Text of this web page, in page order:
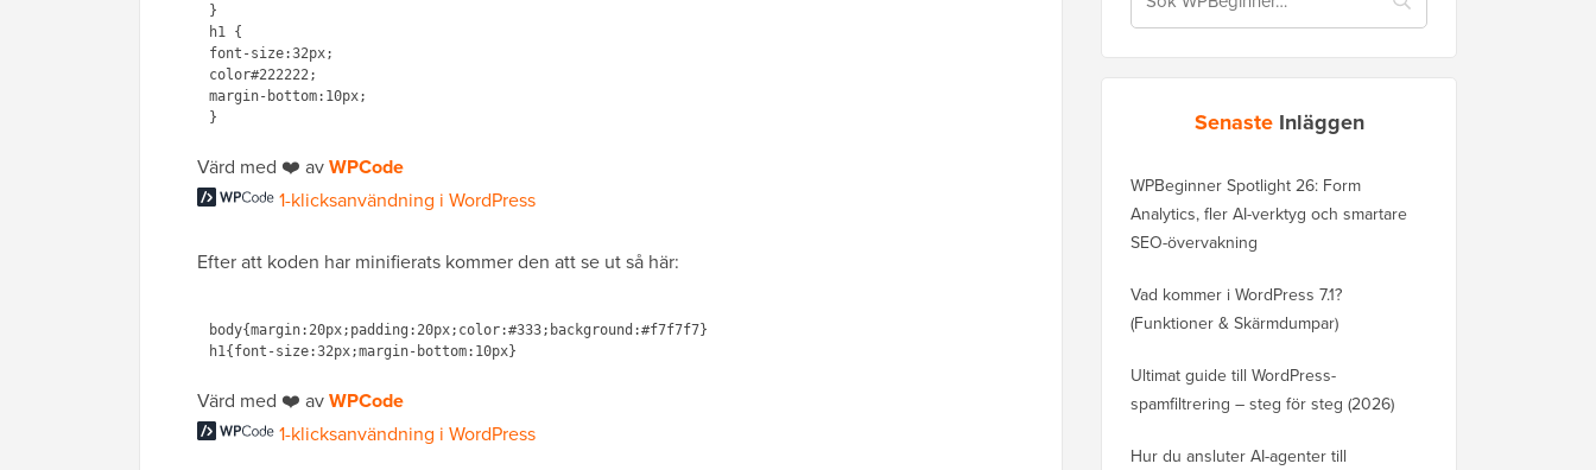
}
h1 {
font-size:32px;
color#222222;
margin-bottom:10px;
Värd med ❤️ avWPCode
1-klicksanvändning i WordPress
Efter att koden har minifierats kommer den att se ut så här:
body{margin:20px;padding:20px;color:#333;background:#f7f7f7}
Värd med ❤️ avWPCode
1-klicksanvändning i WordPress
Senaste Inläggen
WPBeginner Spotlight 26: Form
Analytics, fler AI-verktyg och smartare
SEO-övervakning
Vad kommer i WordPress 7.1?
(Funktioner & Skärmdumpar)
Ultimat guide till WordPress-
spamfiltrering – steg för steg (2026)
Hur du ansluter AI-agenter till